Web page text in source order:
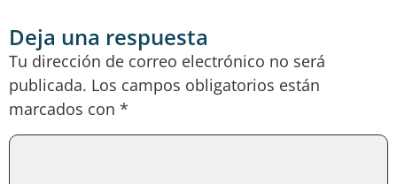
Deja una respuesta
Tu dirección de correo electrónico no será
publicada. Los campos obligatorios están
marcados con *